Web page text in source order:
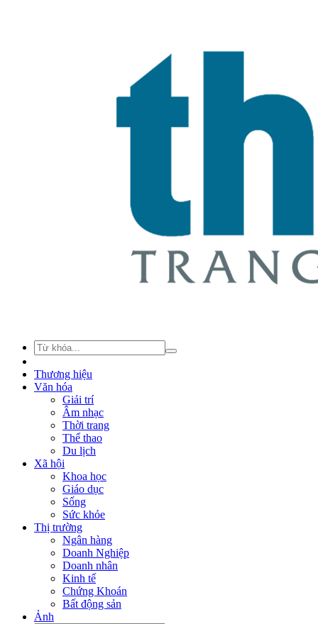
Thương hiệu
Văn hóa
Giải trí
Âm nhạc
Thời trang
Thể thao
Du lịch
Xã hội
Khoa học
Giáo dục
Sống
Sức khỏe
Thị trường
Ngân hàng
Doanh Nghiệp
Doanh nhân
Kinh tế
Chứng Khoán
Bất động sản
Ảnh